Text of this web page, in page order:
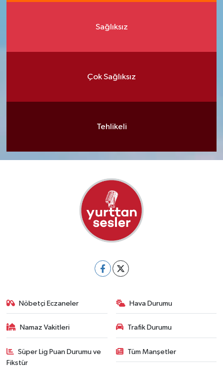
Sağlıksız
Çok Sağlıksız
Tehlikeli
Nöbetçi Eczaneler Hava Durumu
Namaz Vakitleri Trafik Durumu
Süper Lig Puan Durumu ve
Fikstür
Tüm Manşetler